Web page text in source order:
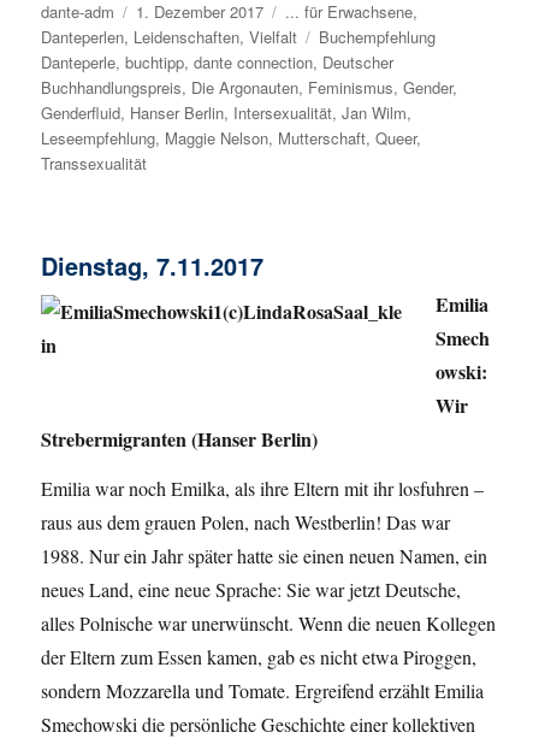
Autor
dante-adm
Veröffentlicht
am
1. Dezember 2017 Kategorien
... für Erwachsene,
Danteperlen, Leidenschaften,Vielfalt Schlagwörter
Buchempfehlung
Danteperle,buchtipp,dante connection, Deutscher
Buchhandlungspreis, Die Argonauten, Feminismus,Gender,
Genderfluid, Hanser Berlin, Intersexualität,Jan Wilm,
Leseempfehlung, Maggie Nelson, Mutterschaft,Queer,
Transsexualität
Dienstag, 7.11.2017
Emilia
Smech
owski:
Wir
Strebermigranten (Hanser Berlin)
Emilia war noch Emilka, als ihre Eltern mit ihr losfuhren –
raus aus dem grauen Polen, nach Westberlin! Das war
1988. Nur ein Jahr später hatte sie einen neuen Namen, ein
neues Land, eine neue Sprache: Sie war jetzt Deutsche,
alles Polnische war unerwünscht. Wenn die neuen Kollegen
der Eltern zum Essen kamen, gab es nicht etwa Piroggen,
sondern Mozzarella und Tomate. Ergreifend erzählt Emilia
Smechowski die persönliche Geschichte einer kollektiven